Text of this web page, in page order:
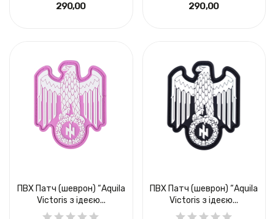
290,00 ₴ 290,00 ₴
ПВХ Патч (шеврон) “Aquila
Victoris з ідеєю...
ПВХ Патч (шеврон) “Aquila
Victoris з ідеєю...